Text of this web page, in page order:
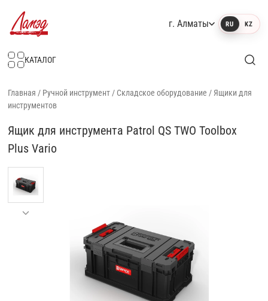
г. Алматы RU KZ
КАТАЛОГ
Главная / Ручной инструмент / Складское оборудование / Ящики для
инструментов
Ящик для инструмента Patrol QS TWO Toolbox
Plus Vario